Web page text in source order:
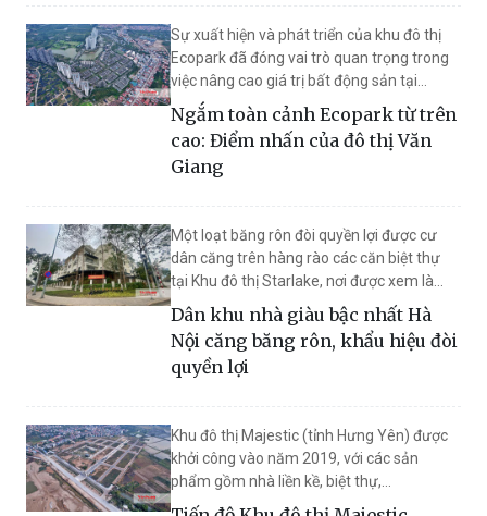
Sự xuất hiện và phát triển của khu đô thị
Ecopark đã đóng vai trò quan trọng trong
việc nâng cao giá trị bất động sản tại
huyện Văn Giang.
Ngắm toàn cảnh Ecopark từ trên
cao: Điểm nhấn của đô thị Văn
Giang
Một loạt băng rôn đòi quyền lợi được cư
dân căng trên hàng rào các căn biệt thự
tại Khu đô thị Starlake, nơi được xem là
một trong những dự án cao cấp và đắt đỏ
nhất dành cho giới nhà giàu Hà Nội.
Dân khu nhà giàu bậc nhất Hà
Nội căng băng rôn, khẩu hiệu đòi
quyền lợi
Khu đô thị Majestic (tỉnh Hưng Yên) được
khởi công vào năm 2019, với các sản
phẩm gồm nhà liền kề, biệt thự,
shophouse, nhà ở xã hội và chung cư.